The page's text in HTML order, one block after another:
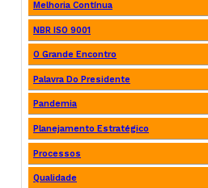
Melhoria Contínua
NBR ISO 9001
O Grande Encontro
Palavra Do Presidente
Pandemia
Planejamento Estratégico
Processos
Qualidade